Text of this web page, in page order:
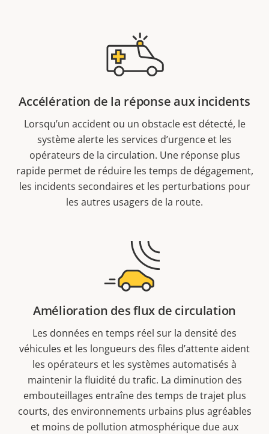
Accélération de la réponse aux incidents
Lorsqu’un accident ou un obstacle est détecté, le
système alerte les services d’urgence et les
opérateurs de la circulation. Une réponse plus
rapide permet de réduire les temps de dégagement,
les incidents secondaires et les perturbations pour
les autres usagers de la route.
Amélioration des flux de circulation
Les données en temps réel sur la densité des
véhicules et les longueurs des files d’attente aident
les opérateurs et les systèmes automatisés à
maintenir la fluidité du trafic. La diminution des
embouteillages entraîne des temps de trajet plus
courts, des environnements urbains plus agréables
et moins de pollution atmosphérique due aux